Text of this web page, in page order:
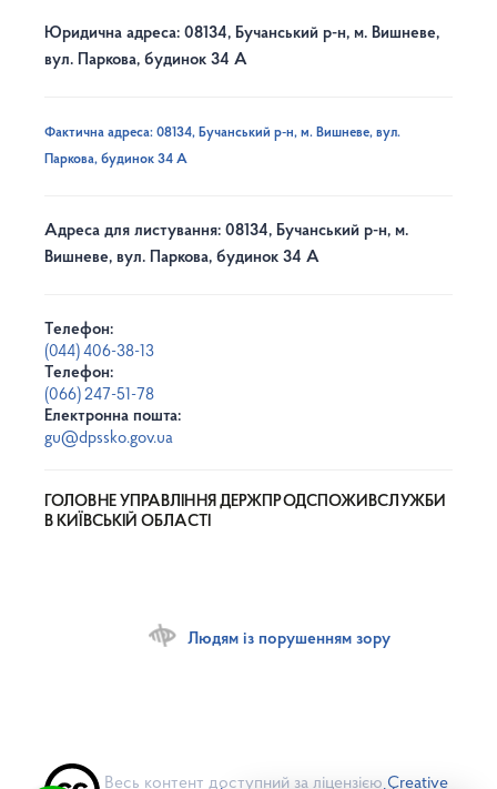
Юридична адреса: 08134, Бучанський р-н, м. Вишневе,
вул. Паркова, будинок 34 А
Фактична адреса: 08134, Бучанський р-н, м. Вишневе, вул.
Паркова, будинок 34 А
Адреса для листування: 08134, Бучанський р-н, м.
Вишневе, вул. Паркова, будинок 34 А
Телефон:
(044) 406-38-13
Телефон:
(066) 247-51-78
Електронна пошта:
gu@dpssko.gov.ua
ГОЛОВНЕ УПРАВЛІННЯ ДЕРЖПРОДСПОЖИВСЛУЖБИ
В КИЇВСЬКІЙ ОБЛАСТІ
Людям із порушенням зору
Весь контент доступний за ліцензієюCreative